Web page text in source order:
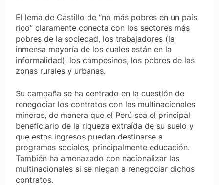
El lema de Castillo de “no más pobres en un país
rico” claramente conecta con los sectores más
pobres de la sociedad, los trabajadores (la
inmensa mayoría de los cuales están en la
informalidad), los campesinos, los pobres de las
zonas rurales y urbanas.
Su campaña se ha centrado en la cuestión de
renegociar los contratos con las multinacionales
mineras, de manera que el Perú sea el principal
beneficiario de la riqueza extraída de su suelo y
que estos ingresos puedan destinarse a
programas sociales, principalmente educación.
También ha amenazado con nacionalizar las
multinacionales si se niegan a renegociar dichos
contratos.